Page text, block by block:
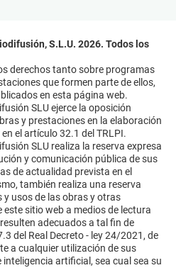
S.L.U. 2026. Todos los
derechos tanto sobre programas
que formen parte de ellos,
en esta página web.
SLU ejerce la oposición
y prestaciones en la elaboración
el artículo 32.1 del TRLPI.
SLU realiza la reserva expresa
y comunicación pública de sus
de actualidad prevista en el
también realiza una reserva
y usos de las obras y otras
sitio web a medios de lectura
adecuados a tal fin de
del Real Decreto - ley 24/2021, de
a cualquier utilización de sus
artificial, sea cual sea su